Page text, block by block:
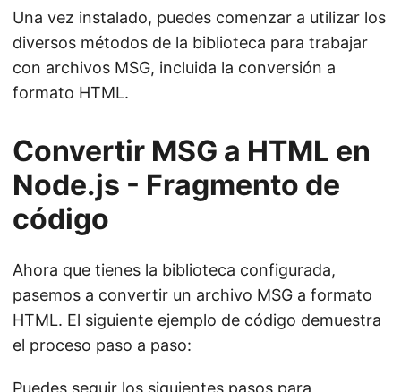
Una vez instalado, puedes comenzar a utilizar los
diversos métodos de la biblioteca para trabajar
con archivos MSG, incluida la conversión a
formato HTML.
Convertir MSG a HTML en
Node.js - Fragmento de
código
Ahora que tienes la biblioteca configurada,
pasemos a convertir un archivo MSG a formato
HTML. El siguiente ejemplo de código demuestra
el proceso paso a paso:
Puedes seguir los siguientes pasos para